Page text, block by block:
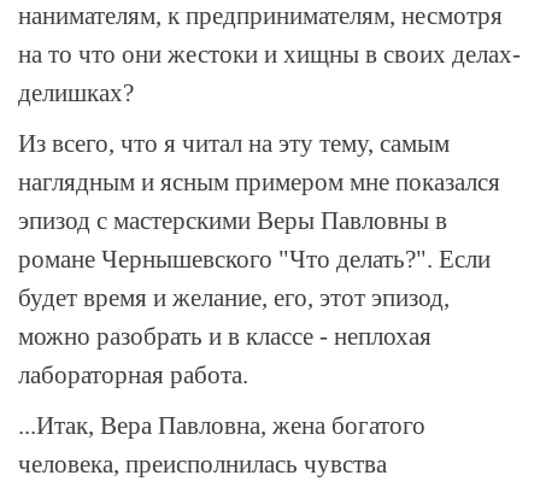
нанимателям, к предпринимателям, несмотря
на то что они жестоки и хищны в своих делах-
делишках?
Из всего, что я читал на эту тему, самым
наглядным и ясным примером мне показался
эпизод с мастерскими Веры Павловны в
романе Чернышевского "Что делать?". Если
будет время и желание, его, этот эпизод,
можно разобрать и в классе - неплохая
лабораторная работа.
...Итак, Вера Павловна, жена богатого
человека, преисполнилась чувства